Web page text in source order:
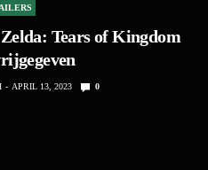
Tears of Kingdom
APRIL 13, 2023 0